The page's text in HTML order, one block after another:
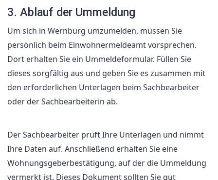
3. Ablauf der Ummeldung
Um sich in Wernburg umzumelden, müssen Sie
persönlich beim Einwohnermeldeamt vorsprechen.
Dort erhalten Sie ein Ummeldeformular. Füllen Sie
dieses sorgfältig aus und geben Sie es zusammen mit
den erforderlichen Unterlagen beim Sachbearbeiter
oder der Sachbearbeiterin ab.
Der Sachbearbeiter prüft Ihre Unterlagen und nimmt
Ihre Daten auf. Anschließend erhalten Sie eine
Wohnungsgeberbestätigung, auf der die Ummeldung
vermerkt ist. Dieses Dokument sollten Sie gut